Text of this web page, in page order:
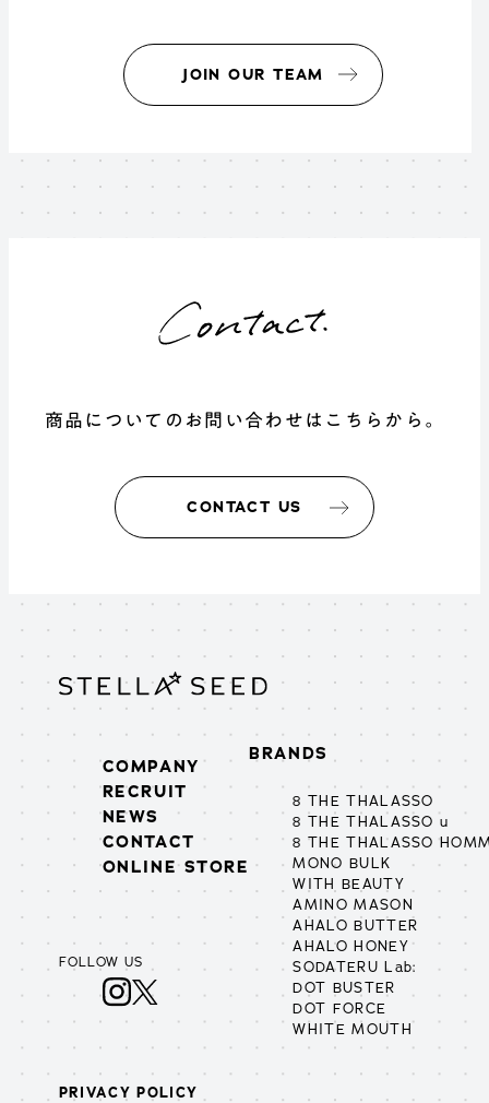
JOIN OUR TEAM
商品についてのお問い合わせはこちらから。
CONTACT US
COMPANY
RECRUIT
NEWS
CONTACT
ONLINE STORE
FOLLOW US
BRANDS
8 THE THALASSO
8 THE THALASSO u
8 THE THALASSO
MONO BULK
WITH BEAUTY
AMINO MASON
AHALO BUTTER
AHALO HONEY
SODATERU Lab:
DOT BUSTER
DOT FORCE
WHITE MOUTH
PRIVACY POLICY